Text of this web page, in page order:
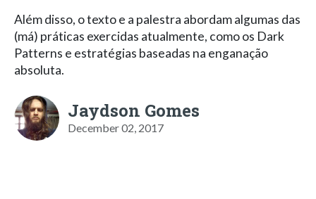
Além disso, o texto e a palestra abordam algumas das
(má) práticas exercidas atualmente, como os Dark
Patterns e estratégias baseadas na enganação
absoluta.
Jaydson Gomes
December 02, 2017